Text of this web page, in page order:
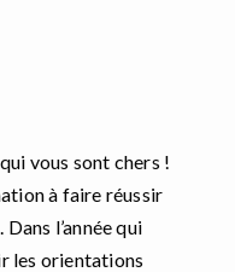
vous sont chers !
à faire réussir
l’année qui
les orientations